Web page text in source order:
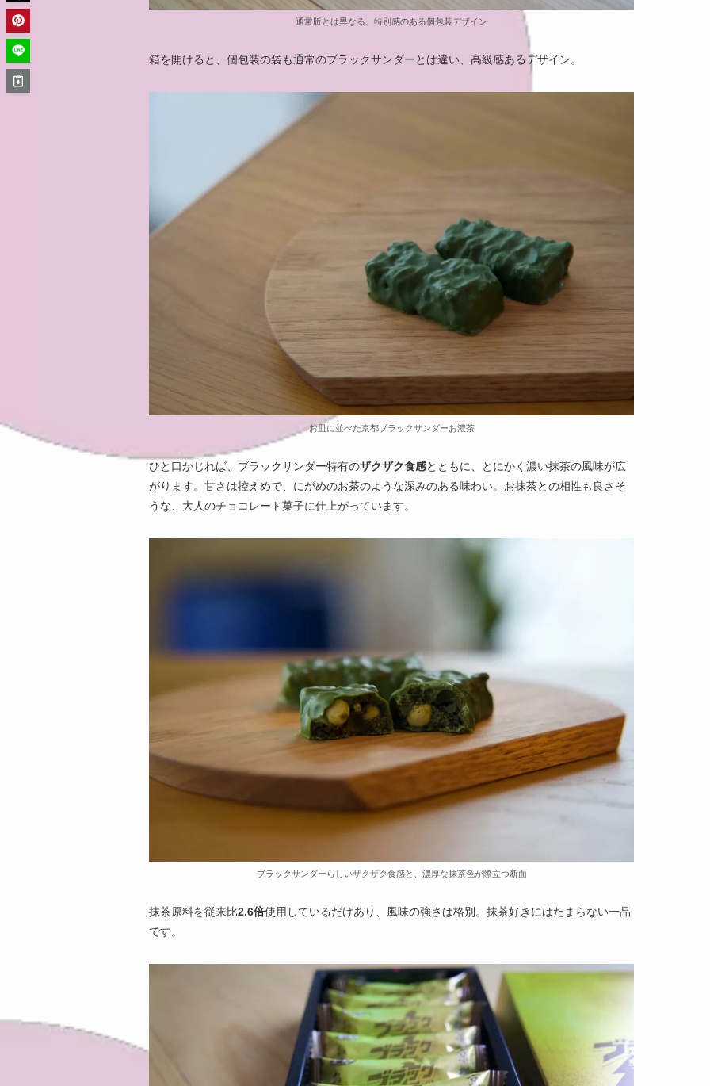
通常版とは異なる、特別感のある個包装デザイン
箱を開けると、個包装の袋も通常のブラックサンダーとは違い、高級感あるデザイン。
お皿に並べた京都ブラックサンダーお濃茶
ひと口かじれば、ブラックサンダー特有のザクザク食感とともに、とにかく濃い抹茶の風味が広
がります。甘さは控えめで、にがめのお茶のような深みのある味わい。お抹茶との相性も良さそ
うな、大人のチョコレート菓子に仕上がっています。
ブラックサンダーらしいザクザク食感と、濃厚な抹茶色が際立つ断面
抹茶原料を従来比2.6倍使用しているだけあり、風味の強さは格別。抹茶好きにはたまらない一品
です。